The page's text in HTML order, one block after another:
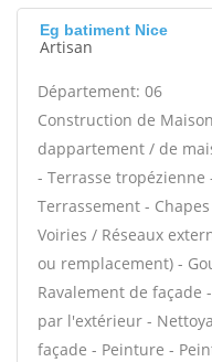
Eg batiment Nice
Artisan
Département: 06
Construction de
dappartement / de
- Terrasse tropézienne
Terrassement -
Voiries / Réseaux
ou remplacement) -
Ravalement de façade
par l'extérieur -
façade - Peinture -